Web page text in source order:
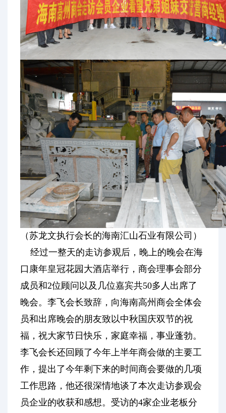
（苏龙文执行会长的海南汇山石业有限公司）
经过一整天的走访参观后，晚上的晚会在海
口康年皇冠花园大酒店举行，商会理事会部分
成员和2位顾问以及几位嘉宾共50多人出席了
晚会。李飞会长致辞，向海南高州商会全体会
员和出席晚会的朋友致以中秋国庆双节的祝
福，祝大家节日快乐，家庭幸福，事业蓬勃。
李飞会长还回顾了今年上半年商会做的主要工
作，提出了今年剩下来的时间商会要做的几项
工作思路，他还很深情地谈了本次走访参观会
员企业的收获和感想。受访的4家企业老板分